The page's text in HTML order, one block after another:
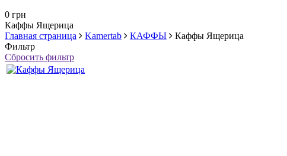
0 грн
Каффы Ящерица
Главная страница
Kamertab КАФФЫ
Каффы Ящерица
Фильтр
Сбросить фильтр